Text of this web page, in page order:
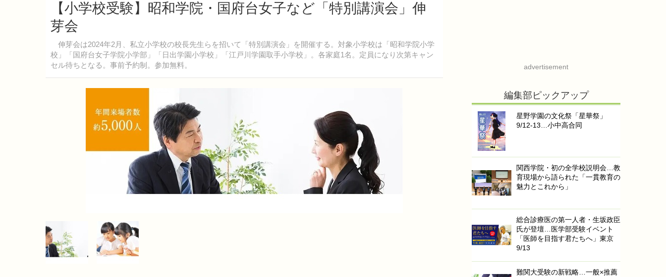
【小学校受験】昭和学院・国府台女子など「特別講演会」伸
芽会
伸芽会は2024年2月、私立小学校の校長先生らを招いて「特別講演会」を開催する。対象小学校は「昭和学院小学
校」「国府台女子学院小学部」「日出学園小学校」「江戸川学園取手小学校」。各家庭1名。定員になり次第キャン
セル待ちとなる。事前予約制。参加無料。
advertisement
編集部ピックアップ
星野学園の文化祭「星華祭」
9/12-13…小中高合同
関西学院・初の全学校説明会…教
育現場から語られた「一貫教育の
魅力とこれから」
総合診療医の第一人者・生坂政臣
氏が登壇…医学部受験イベント
「医師を目指す君たちへ」東京
9/13
難関大受験の新戦略…一般×推薦